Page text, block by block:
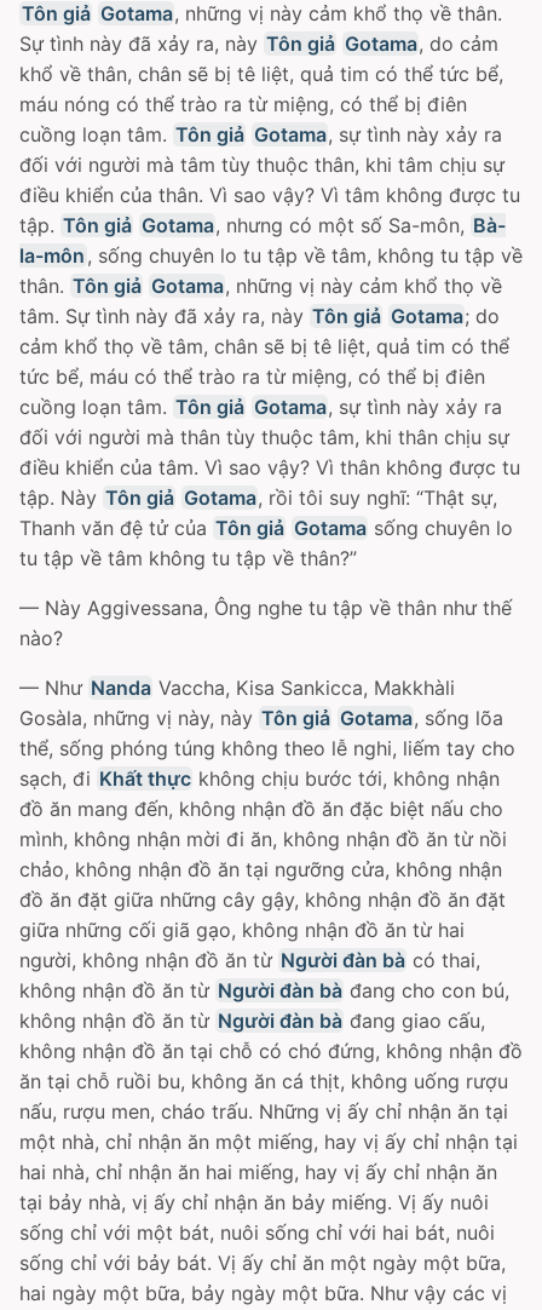
Tôn giả Gotama, những vị này cảm khổ thọ về thân.
Sự tình này đã xảy ra, này Tôn giả Gotama, do cảm
khổ về thân, chân sẽ bị tê liệt, quả tim có thể tức bể,
máu nóng có thể trào ra từ miệng, có thể bị điên
cuồng loạn tâm. Tôn giả Gotama, sự tình này xảy ra
đối với người mà tâm tùy thuộc thân, khi tâm chịu sự
điều khiển của thân. Vì sao vậy? Vì tâm không được tu
tập. Tôn giả Gotama, nhưng có một số Sa-môn, Bà-
la-môn , sống chuyên lo tu tập về tâm, không tu tập về
thân. Tôn giả Gotama, những vị này cảm khổ thọ về
tâm. Sự tình này đã xảy ra, này Tôn giả Gotama; do
cảm khổ thọ về tâm, chân sẽ bị tê liệt, quả tim có thể
tức bể, máu có thể trào ra từ miệng, có thể bị điên
cuồng loạn tâm. Tôn giả Gotama, sự tình này xảy ra
đối với người mà thân tùy thuộc tâm, khi thân chịu sự
điều khiển của tâm. Vì sao vậy? Vì thân không được tu
tập. Này Tôn giả Gotama, rồi tôi suy nghĩ: “Thật sự,
Thanh văn đệ tử của Tôn giả Gotama sống chuyên lo
tu tập về tâm không tu tập về thân?”
— Này Aggivessana, Ông nghe tu tập về thân như thế
nào?
— Như Nanda Vaccha, Kisa Sankicca, Makkhàli
Gosàla, những vị này, này Tôn giả Gotama, sống lõa
thể, sống phóng túng không theo lễ nghi, liếm tay cho
sạch, đi Khất thực không chịu bước tới, không nhận
đồ ăn mang đến, không nhận đồ ăn đặc biệt nấu cho
mình, không nhận mời đi ăn, không nhận đồ ăn từ nồi
chảo, không nhận đồ ăn tại ngưỡng cửa, không nhận
đồ ăn đặt giữa những cây gậy, không nhận đồ ăn đặt
giữa những cối giã gạo, không nhận đồ ăn từ hai
người, không nhận đồ ăn từ Người đàn bà có thai,
không nhận đồ ăn từ Người đàn bà đang cho con bú,
không nhận đồ ăn từ Người đàn bà đang giao cấu,
không nhận đồ ăn tại chỗ có chó đứng, không nhận đồ
ăn tại chỗ ruồi bu, không ăn cá thịt, không uống rượu
nấu, rượu men, cháo trấu. Những vị ấy chỉ nhận ăn tại
một nhà, chỉ nhận ăn một miếng, hay vị ấy chỉ nhận tại
hai nhà, chỉ nhận ăn hai miếng, hay vị ấy chỉ nhận ăn
tại bảy nhà, vị ấy chỉ nhận ăn bảy miếng. Vị ấy nuôi
sống chỉ với một bát, nuôi sống chỉ với hai bát, nuôi
sống chỉ với bảy bát. Vị ấy chỉ ăn một ngày một bữa,
hai ngày một bữa, bảy ngày một bữa. Như vậy các vị